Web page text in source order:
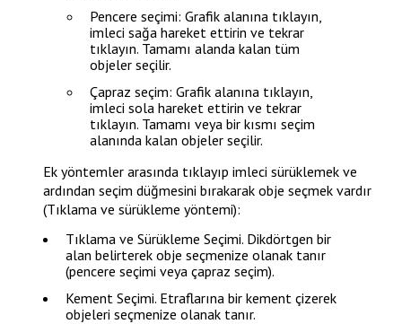
Pencere seçimi: Grafik alanına tıklayın,
imleci sağa hareket ettirin ve tekrar
tıklayın. Tamamı alanda kalan tüm
objeler seçilir.
Çapraz seçim: Grafik alanına tıklayın,
imleci sola hareket ettirin ve tekrar
tıklayın. Tamamı veya bir kısmı seçim
alanında kalan objeler seçilir.
Ek yöntemler arasında tıklayıp imleci sürüklemek ve
ardından seçim düğmesini bırakarak obje seçmek vardır
(Tıklama ve sürükleme yöntemi):
Tıklama ve Sürükleme Seçimi. Dikdörtgen bir
alan belirterek obje seçmenize olanak tanır
(pencere seçimi veya çapraz seçim).
Kement Seçimi. Etraflarına bir kement çizerek
objeleri seçmenize olanak tanır.